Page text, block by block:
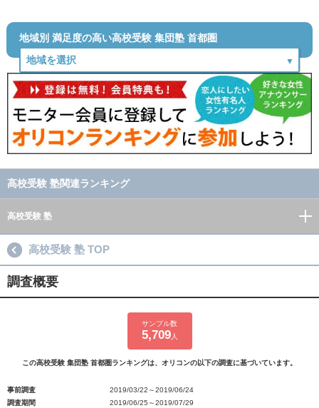
地域別 満足度の高い高校受験 集団塾 首都圏
高校受験 塾関連ランキング
高校受験 塾
高校受験 塾 TOP
調査概要
サンプル数
5,709人
この高校受験 集団塾 首都圏ランキングは、オリコンの以下の調査に基づいています。
事前調査
2019/03/22～2019/06/24
調査期間
2019/06/25～2019/07/29